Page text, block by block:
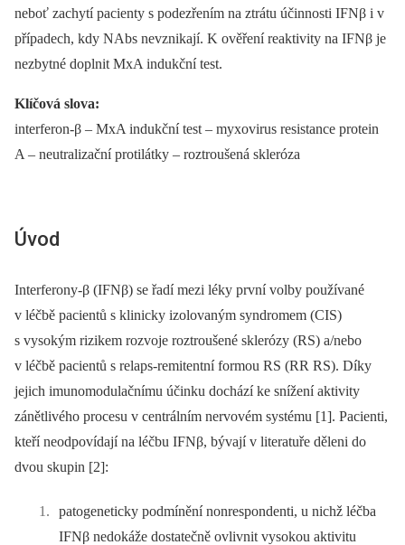
neboť zachytí pacienty s podezřením na ztrátu účinnosti IFNβ i v
případech, kdy NAbs nevznikají. K ověření reaktivity na IFNβ je
nezbytné doplnit MxA indukční test.
Klíčová slova:
interferon-β –⁠ MxA indukční test –⁠ myxovirus resistance protein
A –⁠ neutralizační protilátky –⁠ roztroušená skleróza
Úvod
Interferony-β (IFNβ) se řadí mezi léky první volby používané
v léčbě pacientů s klinicky izolovaným syndromem (CIS)
s vysokým rizikem rozvoje roztroušené sklerózy (RS) a/nebo
v léčbě pacientů s relaps-remitentní formou RS (RR RS). Díky
jejich imunomodulačnímu účinku dochází ke snížení aktivity
zánětlivého procesu v centrálním nervovém systému [1]. Pacienti,
kteří neodpovídají na léčbu IFNβ, bývají v literatuře děleni do
dvou skupin [2]:
patogeneticky podmínění nonrespondenti, u nichž léčba
IFNβ nedokáže dostatečně ovlivnit vysokou aktivitu